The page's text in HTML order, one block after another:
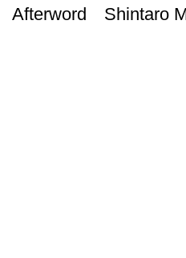
Afterword Shintaro